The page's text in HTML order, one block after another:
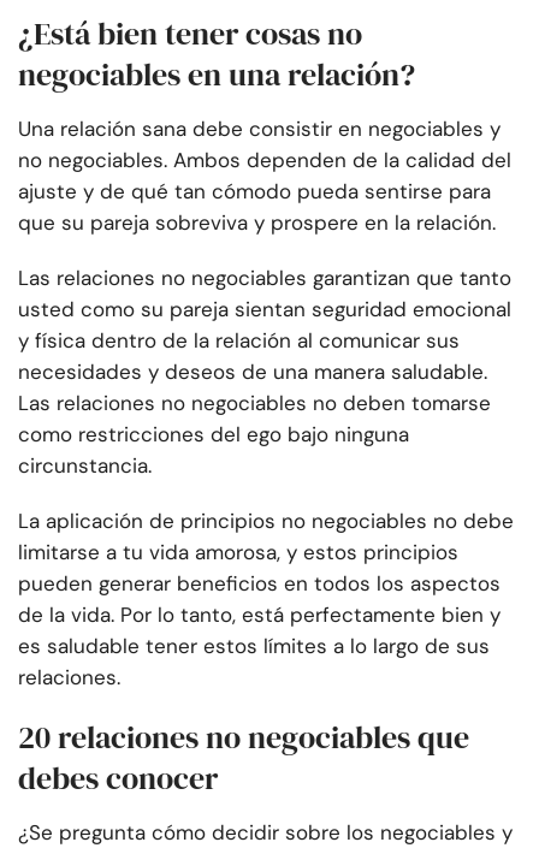
¿Está bien tener cosas no
negociables en una relación?
Una relación sana debe consistir en negociables y
no negociables. Ambos dependen de la calidad del
ajuste y de qué tan cómodo pueda sentirse para
que su pareja sobreviva y prospere en la relación.
Las relaciones no negociables garantizan que tanto
usted como su pareja sientan seguridad emocional
y física dentro de la relación al comunicar sus
necesidades y deseos de una manera saludable.
Las relaciones no negociables no deben tomarse
como restricciones del ego bajo ninguna
circunstancia.
La aplicación de principios no negociables no debe
limitarse a tu vida amorosa, y estos principios
pueden generar beneficios en todos los aspectos
de la vida. Por lo tanto, está perfectamente bien y
es saludable tener estos límites a lo largo de sus
relaciones.
20 relaciones no negociables que
debes conocer
¿Se pregunta cómo decidir sobre los negociables y